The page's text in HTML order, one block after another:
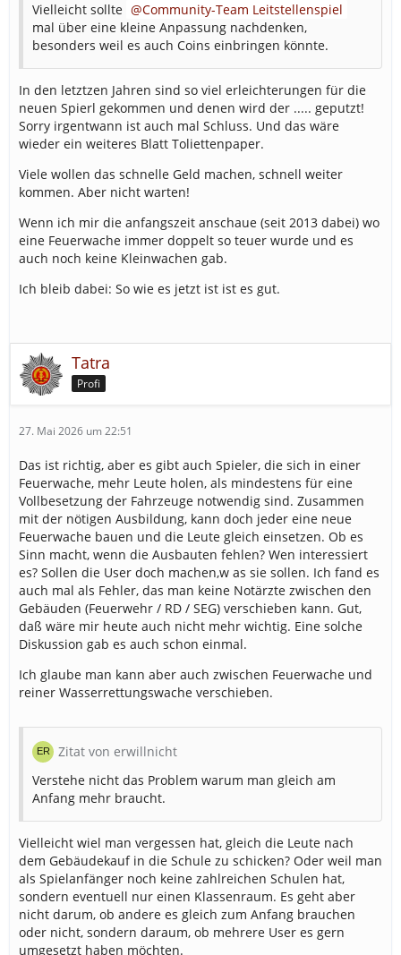
Vielleicht sollte
Community-Team Leitstellenspiel
mal über eine kleine Anpassung nachdenken,
besonders weil es auch Coins einbringen könnte.
In den letztzen Jahren sind so viel erleichterungen für die
neuen Spierl gekommen und denen wird der ..... geputzt!
Sorry irgentwann ist auch mal Schluss. Und das wäre
wieder ein weiteres Blatt Toliettenpaper.
Viele wollen das schnelle Geld machen, schnell weiter
kommen. Aber nicht warten!
Wenn ich mir die anfangszeit anschaue (seit 2013 dabei) wo
eine Feuerwache immer doppelt so teuer wurde und es
auch noch keine Kleinwachen gab.
Ich bleib dabei: So wie es jetzt ist ist es gut.
Tatra
Profi
27. Mai 2026 um 22:51
Das ist richtig, aber es gibt auch Spieler, die sich in einer
Feuerwache, mehr Leute holen, als mindestens für eine
Vollbesetzung der Fahrzeuge notwendig sind. Zusammen
mit der nötigen Ausbildung, kann doch jeder eine neue
Feuerwache bauen und die Leute gleich einsetzen. Ob es
Sinn macht, wenn die Ausbauten fehlen? Wen interessiert
es? Sollen die User doch machen,w as sie sollen. Ich fand es
auch mal als Fehler, das man keine Notärzte zwischen den
Gebäuden (Feuerwehr / RD / SEG) verschieben kann. Gut,
daß wäre mir heute auch nicht mehr wichtig. Eine solche
Diskussion gab es auch schon einmal.
Ich glaube man kann aber auch zwischen Feuerwache und
reiner Wasserrettungswache verschieben.
Zitat von erwillnicht
Verstehe nicht das Problem warum man gleich am
Anfang mehr braucht.
Vielleicht wiel man vergessen hat, gleich die Leute nach
dem Gebäudekauf in die Schule zu schicken? Oder weil man
als Spielanfänger noch keine zahlreichen Schulen hat,
sondern eventuell nur einen Klassenraum. Es geht aber
nicht darum, ob andere es gleich zum Anfang brauchen
oder nicht, sondern daraum, ob mehrere User es gern
umgesetzt haben möchten.